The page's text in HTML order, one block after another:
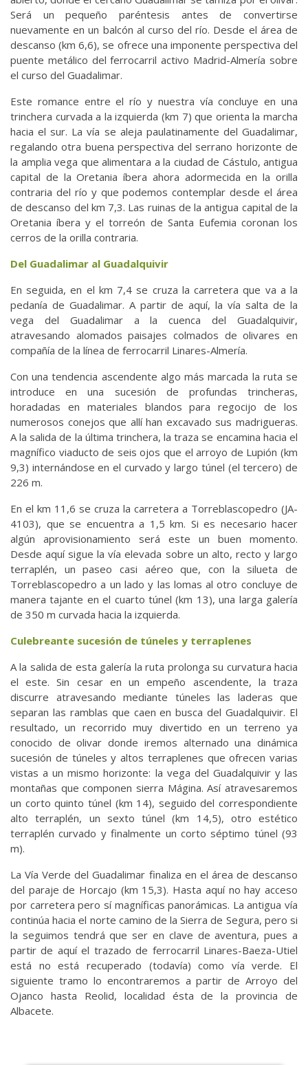
Será un pequeño paréntesis antes de convertirse
nuevamente en un balcón al curso del río. Desde el área de
descanso (km 6,6), se ofrece una imponente perspectiva del
puente metálico del ferrocarril activo Madrid-Almería sobre
el curso del Guadalimar.
Este romance entre el río y nuestra vía concluye en una
trinchera curvada a la izquierda (km 7) que orienta la marcha
hacia el sur. La vía se aleja paulatinamente del Guadalimar,
regalando otra buena perspectiva del serrano horizonte de
la amplia vega que alimentara a la ciudad de Cástulo, antigua
capital de la Oretania íbera ahora adormecida en la orilla
contraria del río y que podemos contemplar desde el área
de descanso del km 7,3. Las ruinas de la antigua capital de la
Oretania íbera y el torreón de Santa Eufemia coronan los
cerros de la orilla contraria.
Del Guadalimar al Guadalquivir
En seguida, en el km 7,4 se cruza la carretera que va a la
pedanía de Guadalimar. A partir de aquí, la vía salta de la
vega del Guadalimar a la cuenca del Guadalquivir,
atravesando alomados paisajes colmados de olivares en
compañía de la línea de ferrocarril Linares-Almería.
Con una tendencia ascendente algo más marcada la ruta se
introduce en una sucesión de profundas trincheras,
horadadas en materiales blandos para regocijo de los
numerosos conejos que allí han excavado sus madrigueras.
A la salida de la última trinchera, la traza se encamina hacia el
magnífico viaducto de seis ojos que el arroyo de Lupión (km
9,3) internándose en el curvado y largo túnel (el tercero) de
226 m.
En el km 11,6 se cruza la carretera a Torreblascopedro (JA-
4103), que se encuentra a 1,5 km. Si es necesario hacer
algún aprovisionamiento será este un buen momento.
Desde aquí sigue la vía elevada sobre un alto, recto y largo
terraplén, un paseo casi aéreo que, con la silueta de
Torreblascopedro a un lado y las lomas al otro concluye de
manera tajante en el cuarto túnel (km 13), una larga galería
de 350 m curvada hacia la izquierda.
Culebreante sucesión de túneles y terraplenes
A la salida de esta galería la ruta prolonga su curvatura hacia
el este. Sin cesar en un empeño ascendente, la traza
discurre atravesando mediante túneles las laderas que
separan las ramblas que caen en busca del Guadalquivir. El
resultado, un recorrido muy divertido en un terreno ya
conocido de olivar donde iremos alternado una dinámica
sucesión de túneles y altos terraplenes que ofrecen varias
vistas a un mismo horizonte: la vega del Guadalquivir y las
montañas que componen sierra Mágina. Así atravesaremos
un corto quinto túnel (km 14), seguido del correspondiente
alto terraplén, un sexto túnel (km 14,5), otro estético
terraplén curvado y finalmente un corto séptimo túnel (93
m).
La Vía Verde del Guadalimar finaliza en el área de descanso
del paraje de Horcajo (km 15,3). Hasta aquí no hay acceso
por carretera pero sí magníficas panorámicas. La antigua vía
continúa hacia el norte camino de la Sierra de Segura, pero si
la seguimos tendrá que ser en clave de aventura, pues a
partir de aquí el trazado de ferrocarril Linares-Baeza-Utiel
está no está recuperado (todavía) como vía verde. El
siguiente tramo lo encontraremos a partir de Arroyo del
Ojanco hasta Reolid, localidad ésta de la provincia de
Albacete.